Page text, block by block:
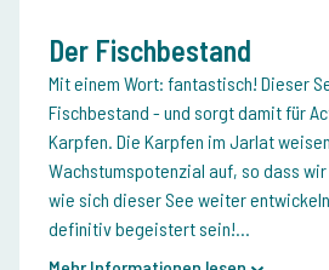
Der Fischbestand
Mit einem Wort: fantastisch! Dieser
Fischbestand - und sorgt damit für
Karpfen. Die Karpfen im Jarlat
Wachstumspotenzial auf, so dass
wie sich dieser See weiter
definitiv begeistert sein!...